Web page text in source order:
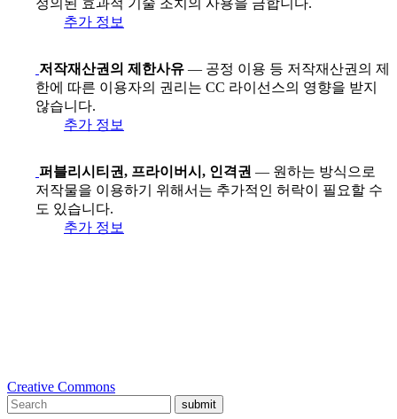
정의된 효과적 기술 조치의 사용을 금합니다.
추가 정보
저작재산권의 제한사유 — 공정 이용 등 저작재산권의 제
한에 따른 이용자의 권리는 CC 라이선스의 영향을 받지
않습니다.
추가 정보
퍼블리시티권, 프라이버시, 인격권 — 원하는 방식으로
저작물을 이용하기 위해서는 추가적인 허락이 필요할 수
도 있습니다.
추가 정보
Creative Commons
submit